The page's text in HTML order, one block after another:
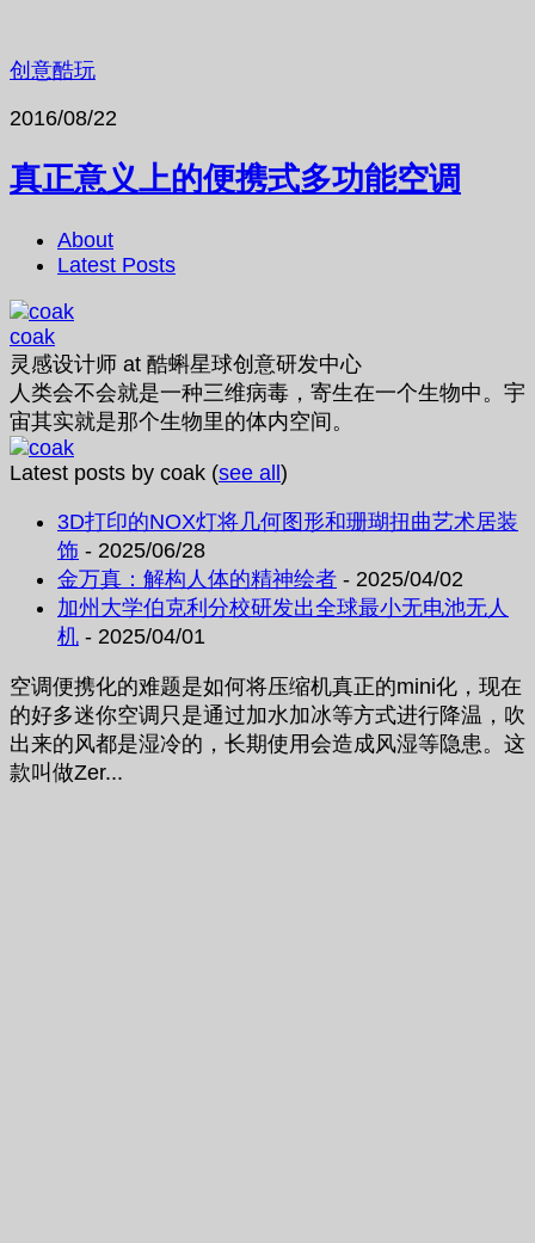
创意酷玩
2016/08/22
真正意义上的便携式多功能空调
About
Latest Posts
coak
灵感设计师 at 酷蝌星球创意研发中心
人类会不会就是一种三维病毒，寄生在一个生物中。宇
宙其实就是那个生物里的体内空间。
Latest posts by coak (see all)
3D打印的NOX灯将几何图形和珊瑚扭曲艺术居装
饰 - 2025/06/28
金万真：解构人体的精神绘者 - 2025/04/02
加州大学伯克利分校研发出全球最小无电池无人
机 - 2025/04/01
空调便携化的难题是如何将压缩机真正的mini化，现在
的好多迷你空调只是通过加水加冰等方式进行降温，吹
出来的风都是湿冷的，长期使用会造成风湿等隐患。这
款叫做Zer...